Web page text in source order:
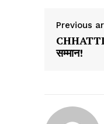
Previous
सम्मान!